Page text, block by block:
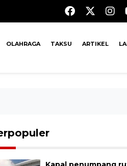
OLAHRAGA TAKSU ARTIKEL